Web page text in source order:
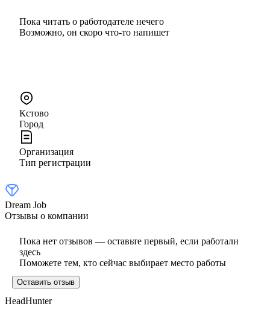
Пока читать о работодателе нечего
Возможно, он скоро что‑то напишет
Кстово
Город
Организация
Тип регистрации
Dream Job
Отзывы о компании
Пока нет отзывов — оставьте первый, если работали
здесь
Поможете тем, кто сейчас выбирает место работы
Оставить отзыв
HeadHunter